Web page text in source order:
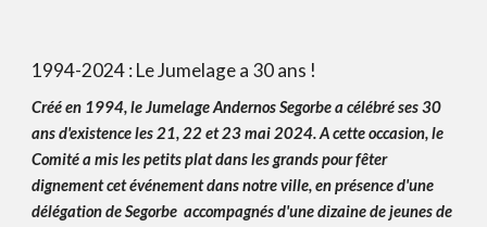
1994-2024: LeJumelagea 30 ans !
Créé en 1994, le Jumelage Andernos Segorbe a célébré ses30
ans d'existence les21,22 et23 mai 2024. A cette occasion, le
Comité a mis les petits plat dans les grands pour fêter
dignement cet événement dans notre ville, en présence d'une
délégation de Segorbe accompagnés d'une dizaine de jeunes de